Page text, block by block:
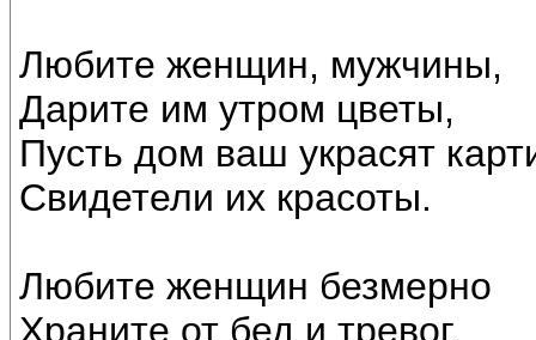
Любите женщин, мужчины,
Дарите им утром цветы,
Пусть дом ваш украсят
Свидетели их красоты.
Любите женщин безмерно
Храните от бед и тревог,